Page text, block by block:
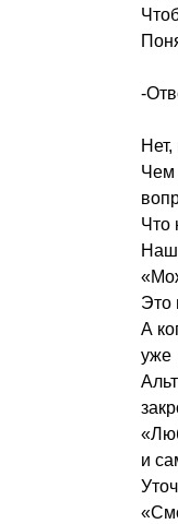
-
Нет,
Чем
Что
Это
А
уже
и